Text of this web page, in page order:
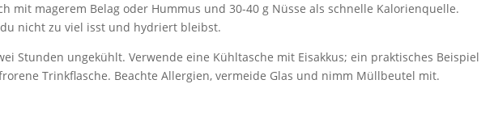
mit magerem Belag oder Hummus und 30-40 g Nüsse als schnelle Kalorienquelle.
nicht zu viel isst und hydriert bleibst.
Stunden ungekühlt. Verwende eine Kühltasche mit Eisakkus; ein praktisches Beispiel
Trinkflasche. Beachte Allergien, vermeide Glas und nimm Müllbeutel mit.